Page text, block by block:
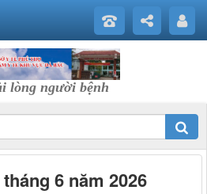
lòng người bệnh
6 năm 2026